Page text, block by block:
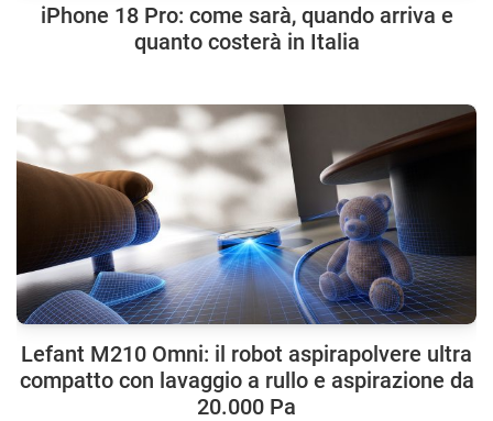
iPhone 18 Pro: come sarà, quando arriva e
quanto costerà in Italia
Lefant M210 Omni: il robot aspirapolvere ultra
compatto con lavaggio a rullo e aspirazione da
20.000 Pa